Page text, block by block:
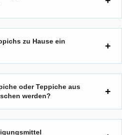
zu Hause ein
oder Teppiche aus
werden?